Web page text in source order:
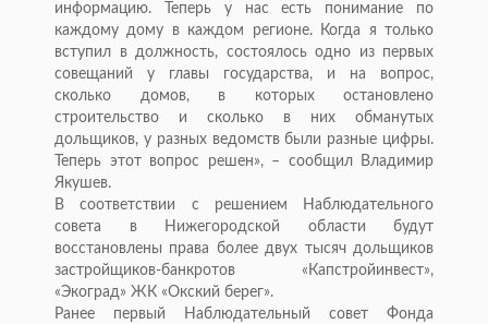
информацию. Теперь у нас есть понимание по
каждому дому в каждом регионе. Когда я только
вступил в должность, состоялось одно из первых
совещаний у главы государства, и на вопрос,
сколько домов, в которых остановлено
строительство и сколько в них обманутых
дольщиков, у разных ведомств были разные цифры.
Теперь этот вопрос решен», – сообщил Владимир
Якушев.
В соответствии с решением Наблюдательного
совета в Нижегородской области будут
восстановлены права более двух тысяч дольщиков
застройщиков-банкротов «Капстройинвест»,
«Экоград» ЖК «Окский берег».
Ранее первый Наблюдательный совет Фонда